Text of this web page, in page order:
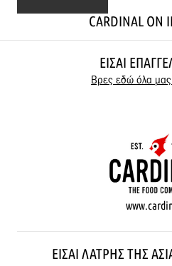
CARDINAL ON
ΕΊΣΑΙ
Βρες εδώ όλα μας
ΕΊΣΑΙ ΛΆΤΡΗΣ ΤΗΣ